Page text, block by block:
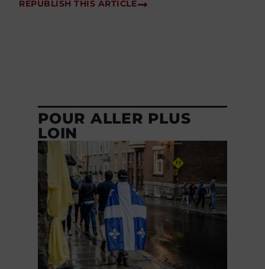
REPUBLISH THIS ARTICLE
POUR ALLER PLUS
LOIN